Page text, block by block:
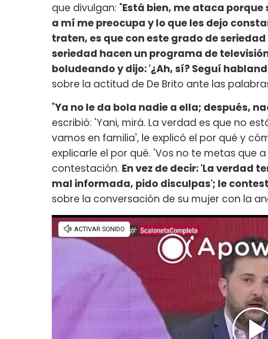
que divulgan: "Está bien, me ataca porque
a mí me preocupa y lo que les dejo
traten, es que con este grado de
seriedad hacen un programa de
boludeando y dijo: '¿Ah, sí? Seguí
sobre la actitud de De Brito ante las
"Ya no le da bola nadie a ella; después,
escribió: 'Yani, mirá. La verdad es que no
vamos en familia', le explicó el por qué y
explicarle el por qué. 'Vos no te metas que
contestación. En vez de decir: 'La verdad
mal informada, pido disculpas'; le
sobre la conversación de su mujer con la